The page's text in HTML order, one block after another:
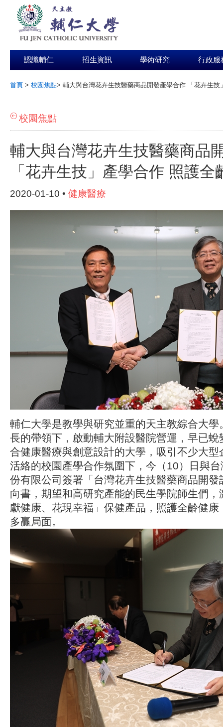
認識輔仁 招生資訊 學術研究 行政服
首頁 > 校園焦點> 輔大與台灣花卉生技醫藥商品開發產學合作 「花卉生
校園焦點
輔大與台灣花卉生技醫藥商品
「花卉生技」產學合作 照護全
2020-01-10 • 健康醫療
輔仁大學是教學與研究並重的天主教綜合大學
長的帶領下，啟動輔大附設醫院營運，早已蛻
合健康醫療與創意設計的大學，吸引不少大型
活絡的校園產學合作氛圍下，今（10）日與
份有限公司簽署「台灣花卉生技醫藥商品開發
向書，期望和高研究產能的民生學院師生們
獻健康、花現幸福」保健產品，照護全齡健
多贏局面。